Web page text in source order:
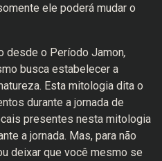
ele poderá mudar o
desde o Período Jamon,
busca estabelecer a
Esta mitologia dita o
durante a jornada de
presentes nesta mitologia
a jornada. Mas, para não
deixar que você mesmo se